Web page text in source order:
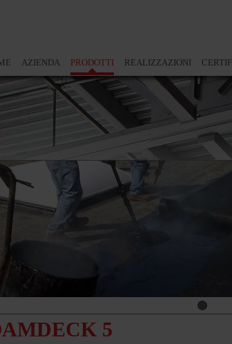
AZIENDA PRODOTTI REALIZZAZIONI
5